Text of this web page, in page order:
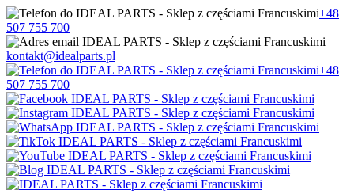
+48
507 755 700
kontakt@idealparts.pl
+48
507 755 700